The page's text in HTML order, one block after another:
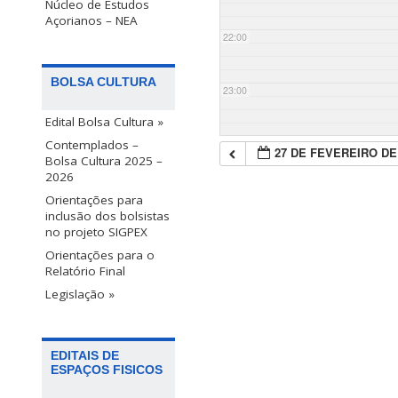
Núcleo de Estudos
Açorianos – NEA
BOLSA CULTURA
Edital Bolsa Cultura »
Contemplados –
Bolsa Cultura 2025 –
2026
Orientações para
inclusão dos bolsistas
no projeto SIGPEX
Orientações para o
Relatório Final
Legislação »
EDITAIS DE
ESPAÇOS FISICOS
22:00
23:00
27 DE FEVEREIRO